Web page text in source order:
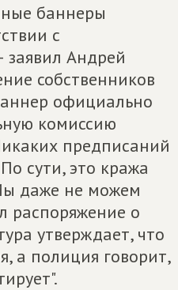
баннеры
с
заявил Андрей
собственников
официально
комиссию
предписаний
сути, это кража
даже не можем
распоряжение о
утверждает, что
а полиция говорит,